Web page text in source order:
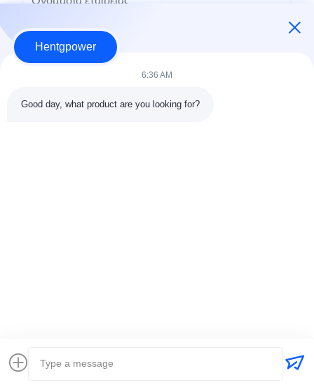
© 2026 Hunan Hentg Power Electric Technology Co., Ltd.. All Rights
Hentgpower
6:36 AM
Good day, what product are you looking for?